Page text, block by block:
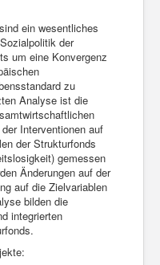
ein wesentliches
der
um eine Konvergenz
zu
Analyse ist die
Interventionen auf
der Strukturfonds
gemessen
Änderungen auf der
auf die Zielvariablen
bilden die
integrierten